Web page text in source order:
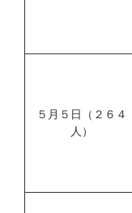
５月５日（２６４
人）